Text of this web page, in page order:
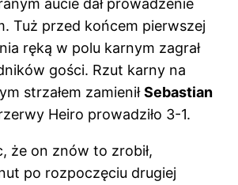
aucie dał prowadzenie
Tuż przed końcem pierwszej
ręką w polu karnym zagrał
gości. Rzut karny na
strzałem zamieniłSebastian
Heiro prowadziło 3-1.
że on znów to zrobił,
po rozpoczęciu drugiej